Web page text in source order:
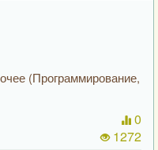
(Программирование,
0
1272